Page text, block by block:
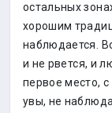
остальных
хорошим
наблюдается.
и не рвется, и
первое место,
увы, не